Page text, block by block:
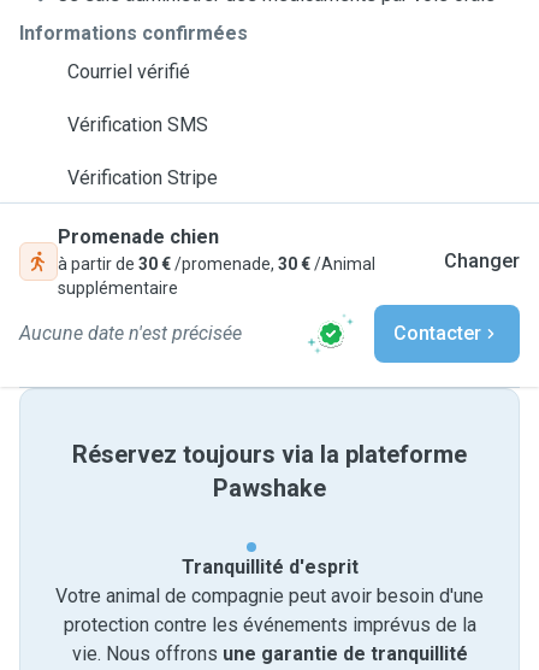
Informations confirmées
Courriel vérifié
Vérification SMS
Vérification Stripe
Promenade chien
à partir de 30 €/promenade, 30 €/Animal
supplémentaire
Changer
Aucune date n'est précisée Contacter
Réservez toujours via la plateforme
Pawshake
Tranquillité d'esprit
Votre animal de compagnie peut avoir besoin d'une
protection contre les événements imprévus de la
vie. Nous offrons une garantie de tranquillité